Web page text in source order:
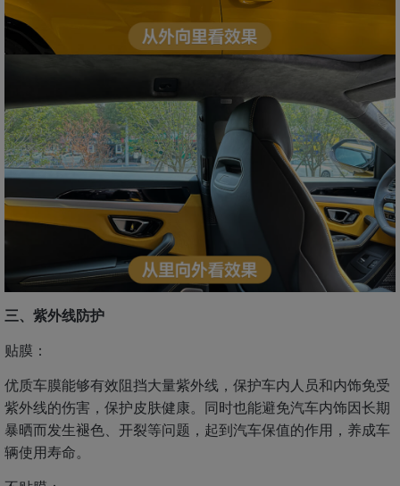
三、紫外线防护
贴膜：
优质车膜能够有效阻挡大量紫外线，保护车内人员和内饰免受
紫外线的伤害，保护皮肤健康。同时也能避免汽车内饰因长期
暴晒而发生褪色、开裂等问题，起到汽车保值的作用，养成车
辆使用寿命。